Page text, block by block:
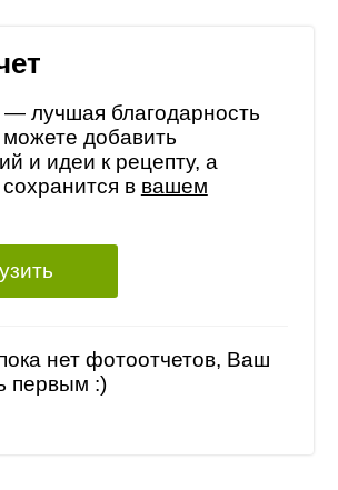
лучшая благодарность
добавить
и идеи к рецепту, а
в вашем
нет фотоотчетов, Ваш
первым :)